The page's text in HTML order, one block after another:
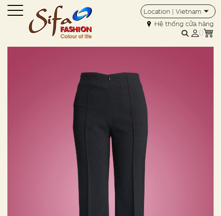
Location | Vietnam
Hệ thống cửa hàng
()